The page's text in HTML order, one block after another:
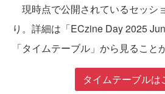
現時点で公開されているセッシ
り。詳細は「ECzine Day 2025
「タイムテーブル」から見ること
タイムテーブルは